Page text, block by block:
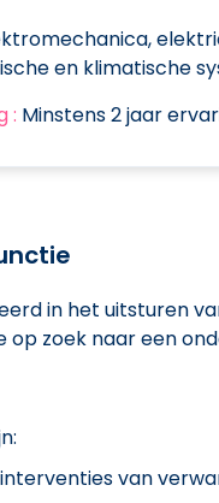
en klimatische
: Minstens 2 jaar
in het uitsturen
op zoek naar een
van